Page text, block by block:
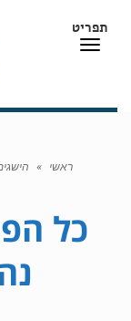
תפריט
תפריט
ראשי »
כל